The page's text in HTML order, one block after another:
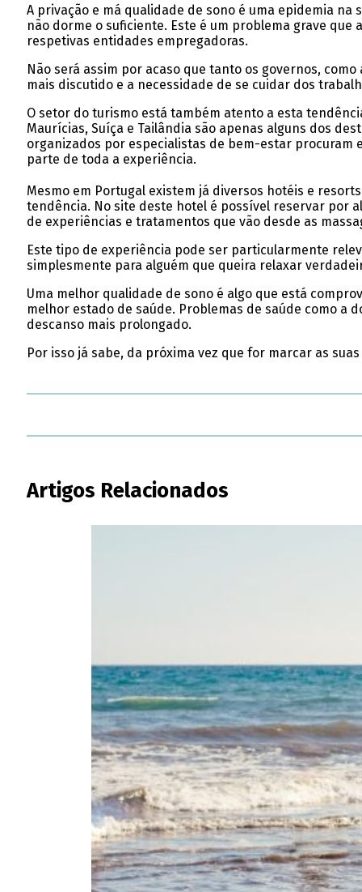
A privação e má qualidade de sono é uma epidemia
não dorme o suficiente. Este é um problema grave
respetivas entidades empregadoras.
Não será assim por acaso que tanto os governos,
mais discutido e a necessidade de se cuidar dos
O setor do turismo está também atento a esta
Maurícias, Suíça e Tailândia são apenas alguns dos
organizados por especialistas de bem-estar procuram
parte de toda a experiência.
Mesmo em Portugal existem já diversos hotéis e
tendência. No site deste hotel é possível reservar por
de experiências e tratamentos que vão desde as
Este tipo de experiência pode ser particularmente
simplesmente para alguém que queira relaxar
Uma melhor qualidade de sono é algo que está
melhor estado de saúde. Problemas de saúde como a
descanso mais prolongado.
Por isso já sabe, da próxima vez que for marcar as
Artigos Relacionados